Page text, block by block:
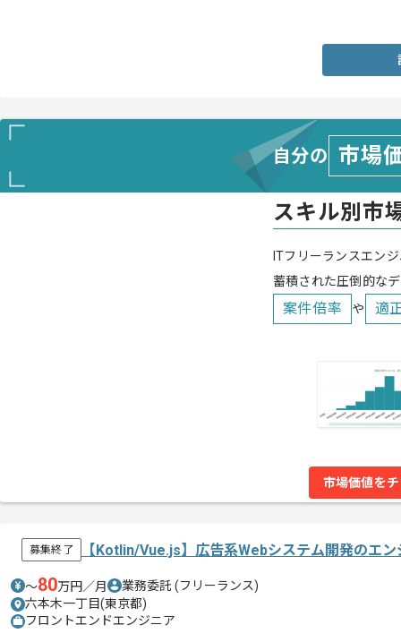
自分の 市場
スキル別市
ITフリーランスエン
蓄積された圧倒的な
案件倍率 や 適
市場価値を
募集終了 【Kotlin/Vue.js】広告系Webシステム開発のエ
〜80万円／月 業務委託 (フリーランス)
六本木一丁目(東京都)
フロントエンドエンジニア